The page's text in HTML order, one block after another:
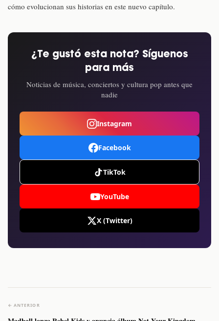
cómo evolucionan sus historias en este nuevo capítulo.
¿Te gustó esta nota? Síguenos
para más
Noticias de música, conciertos y cultura pop antes que
nadie
Instagram
Facebook
TikTok
YouTube
X (Twitter)
← ANTERIOR